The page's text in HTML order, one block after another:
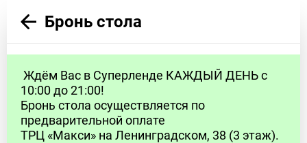
Бронь стола
Ждём Вас в Суперленде КАЖДЫЙ ДЕНЬ с
10:00 до 21:00!
Бронь стола осуществляется по
предварительной оплате
ТРЦ «Макси» на Ленинградском, 38 (3 этаж).